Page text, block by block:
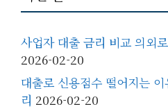
사업자 대출 금리 비교 의외
2026-02-20
대출로 신용점수 떨어지는
리 2026-02-20